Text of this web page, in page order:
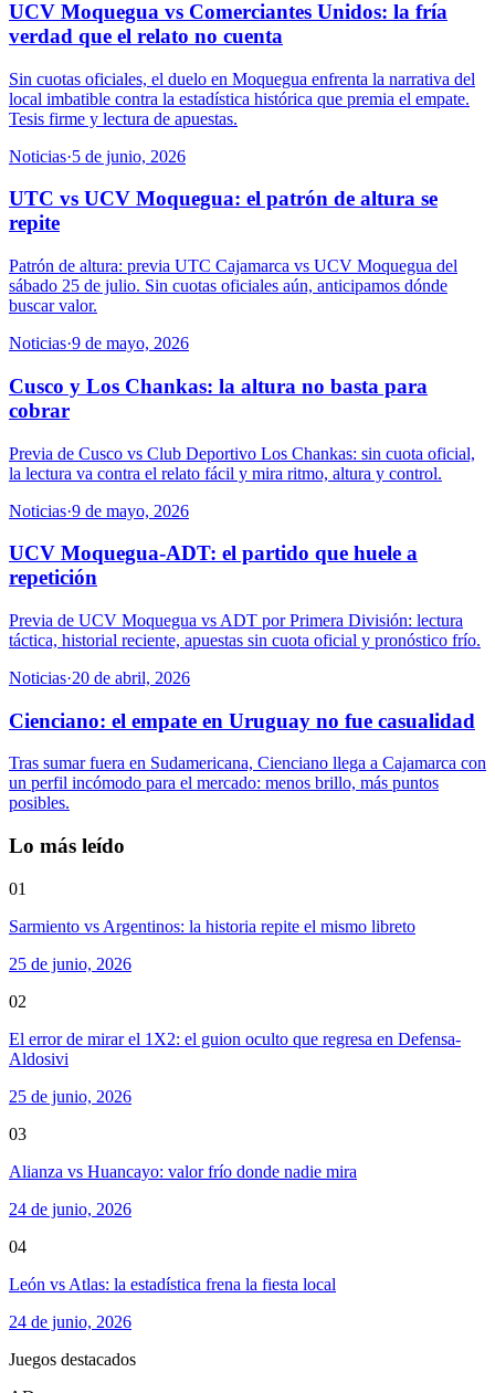
UCV Moquegua vs Comerciantes Unidos: la fría
verdad que el relato no cuenta
Sin cuotas oficiales, el duelo en Moquegua enfrenta la narrativa del
local imbatible contra la estadística histórica que premia el empate.
Tesis firme y lectura de apuestas.
Noticias·5 de junio, 2026
UTC vs UCV Moquegua: el patrón de altura se
repite
Patrón de altura: previa UTC Cajamarca vs UCV Moquegua del
sábado 25 de julio. Sin cuotas oficiales aún, anticipamos dónde
buscar valor.
Noticias·9 de mayo, 2026
Cusco y Los Chankas: la altura no basta para
cobrar
Previa de Cusco vs Club Deportivo Los Chankas: sin cuota oficial,
la lectura va contra el relato fácil y mira ritmo, altura y control.
Noticias·9 de mayo, 2026
UCV Moquegua-ADT: el partido que huele a
repetición
Previa de UCV Moquegua vs ADT por Primera División: lectura
táctica, historial reciente, apuestas sin cuota oficial y pronóstico frío.
Noticias·20 de abril, 2026
Cienciano: el empate en Uruguay no fue casualidad
Tras sumar fuera en Sudamericana, Cienciano llega a Cajamarca con
un perfil incómodo para el mercado: menos brillo, más puntos
posibles.
Lo más leído
01
Sarmiento vs Argentinos: la historia repite el mismo libreto
25 de junio, 2026
02
El error de mirar el 1X2: el guion oculto que regresa en Defensa-
Aldosivi
25 de junio, 2026
03
Alianza vs Huancayo: valor frío donde nadie mira
24 de junio, 2026
04
León vs Atlas: la estadística frena la fiesta local
24 de junio, 2026
Juegos destacados